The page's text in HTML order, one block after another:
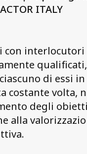
ITALY
con interlocutori
qualificati,
di essi in
costante volta,
degli
alla